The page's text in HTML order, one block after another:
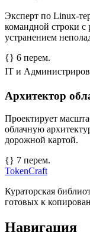
Эксперт по Linux-
командной строки с
устранением
{} 6 перем.
IT и
Архитектор
Проектирует
облачную
дорожной картой.
{} 7 перем.
TokenCraft
Кураторская
готовых к
Навигация